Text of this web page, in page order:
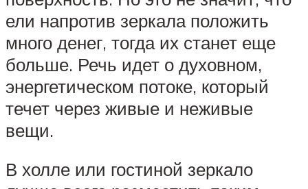
ели напротив зеркала положить
много денег, тогда их станет еще
больше. Речь идет о духовном,
энергетическом потоке, который
течет через живые и неживые
вещи.
В холле или гостиной зеркало